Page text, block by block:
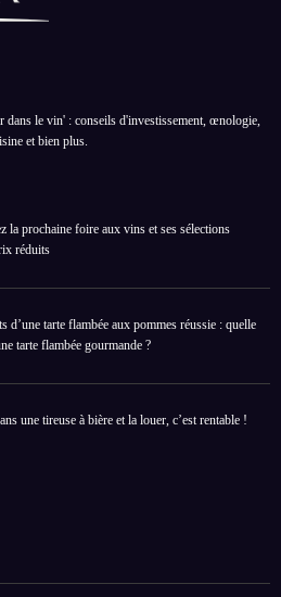
le vin' : conseils d'investissement, œnologie,
et bien plus.
la prochaine foire aux vins et ses sélections
réduits
d’une tarte flambée aux pommes réussie : quelle
tarte flambée gourmande ?
une tireuse à bière et la louer, c’est rentable !